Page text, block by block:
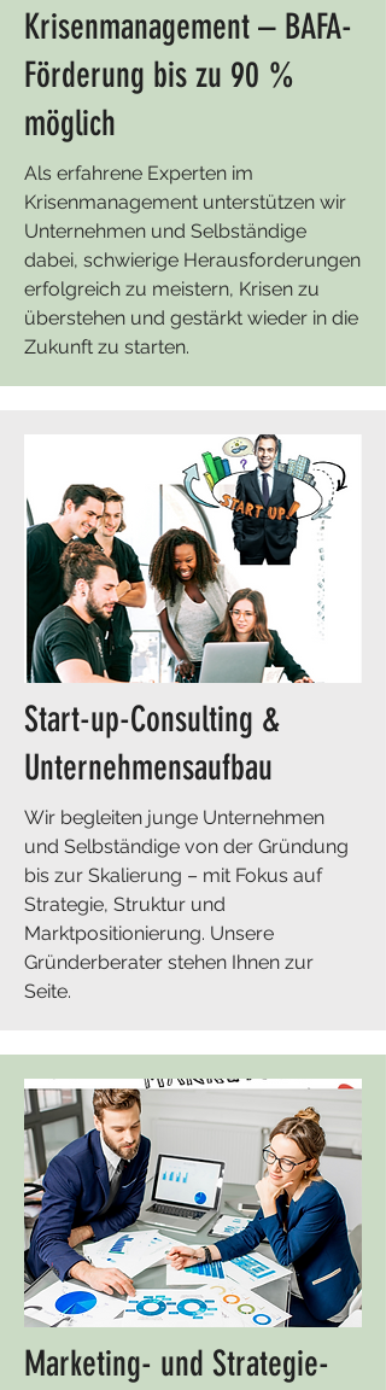
Krisenmanagement – BAFA-
Förderung bis zu 90 %
möglich
Als erfahrene Experten im
Krisenmanagement unterstützen wir
Unternehmen und Selbständige
dabei, schwierige Herausforderungen
erfolgreich zu meistern, Krisen zu
überstehen und gestärkt wieder in die
Zukunft zu starten.
Start-up-Consulting &
Unternehmensaufbau
Wir begleiten junge Unternehmen
und Selbständige von der Gründung
bis zur Skalierung – mit Fokus auf
Strategie, Struktur und
Marktpositionierung. Unsere
Gründerberater stehen Ihnen zur
Seite.
Marketing- und Strategie-